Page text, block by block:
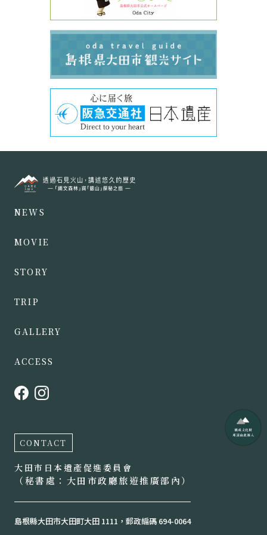
NEWS
MOVIE
STORY
TRIP
GALLERY
ACCESS
CONTACT
大田市日本遺產促進委員會
（秘書處：大田市政廳旅遊推廣部內）
島根縣大田市大田町大田 1111，郵政編碼 694-0064